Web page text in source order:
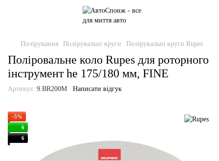
Полірування Полірувальні круги Полірувальні круги Rupes
Поліровальне коло Rupes для роторного
інструмент he 175/180 мм, FINE
Артикул: 9.BR200M Написати відгук
−5%
6
6